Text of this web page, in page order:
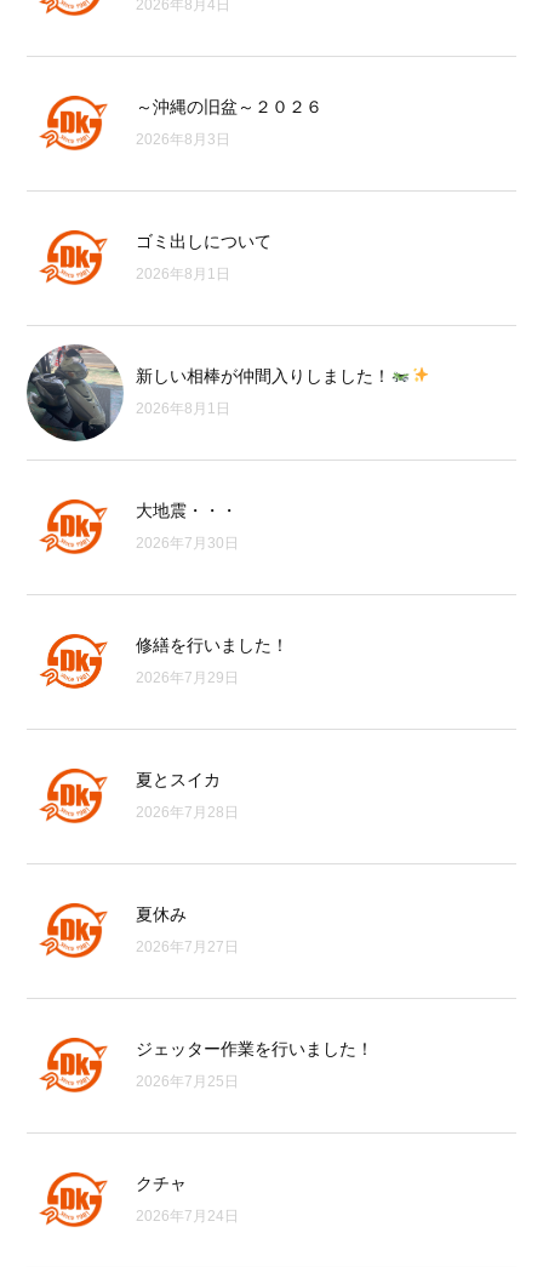
2026年8月4日
～沖縄の旧盆～２０２６
2026年8月3日
ゴミ出しについて
2026年8月1日
新しい相棒が仲間入りしました！
2026年8月1日
大地震・・・
2026年7月30日
修繕を行いました！
2026年7月29日
夏とスイカ
2026年7月28日
夏休み
2026年7月27日
ジェッター作業を行いました！
2026年7月25日
クチャ
2026年7月24日